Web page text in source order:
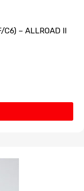
– ALLROAD II